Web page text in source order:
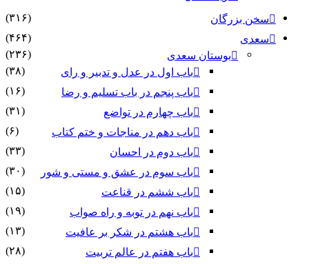
سخن بزرگان
(۳۱۶)
سعدی
(۴۶۴)
بوستان سعدی
(۲۳۶)
باب اول در عدل و تدبیر و رای
(۳۸)
باب پنجم در باب تسلیم و رضا
(۱۶)
باب چهارم در تواضع
(۳۱)
باب دهم در مناجات و ختم کتاب
(۶)
باب دوم در احسان
(۳۳)
باب سوم در عشق و مستی و شور
(۳۰)
باب ششم در قناعت
(۱۵)
باب نهم در توبه و راه صواب
(۱۹)
باب هشتم در شکر بر عافیت
(۱۳)
باب هفتم در عالم تربیت
(۲۸)